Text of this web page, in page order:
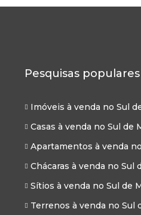
Pesquisas populares
Imóveis à venda no Sul
Casas à venda no Sul de
Apartamentos à venda
Chácaras à venda no Sul
Sítios à venda no Sul de
Terrenos à venda no Sul